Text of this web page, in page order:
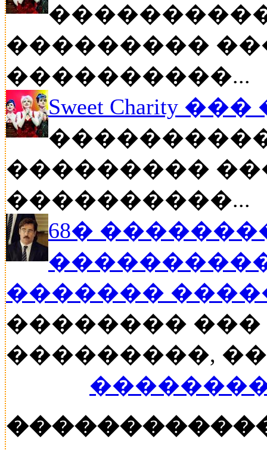
���������
����������...
Sweet Charity
���������
����������...
68�
�������
��������
���������,